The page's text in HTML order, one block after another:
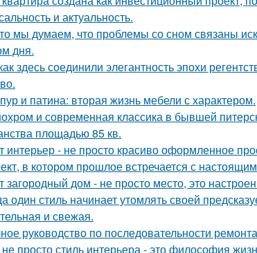
и актуальность.
мы думаем, что проблемы со сном связаны
дня.
здесь соединили элегантность эпохи
и патина: вторая жизнь мебели с характером.
и современная классика в бывшей
площадью 85 кв.
интерьер - не просто красиво оформленное
в котором прошлое встречается с
загородный дом - не просто место, это
один стиль начинает утомлять своей
и свежая.
руководство по последовательности
просто стиль интерьера - это философия